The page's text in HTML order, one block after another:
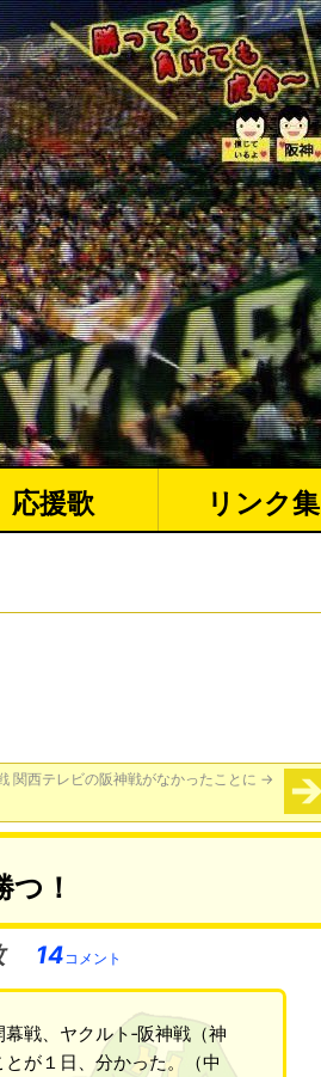
応援歌 リンク集
関西テレビの阪神戦がなかったことに →
！
14コメント
戦、ヤクルト‐阪神戦（神
とが１日、分かった。（中